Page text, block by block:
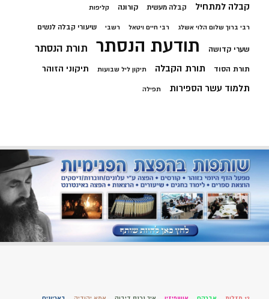
קבלה למתחיל קבלה מעשית קורונה קליפות
רבי ברוך שלום הלוי אשלג רבי חיים ויטאל רשבי שיעורי קבלה לנשים
שערי קדושה תודעת הנסתר תורת הנסתר
תורת הסוד תורת הקבלה תיקון ליל שבועות תיקוני הזוהר
תלמוד עשר הספירות תפילה